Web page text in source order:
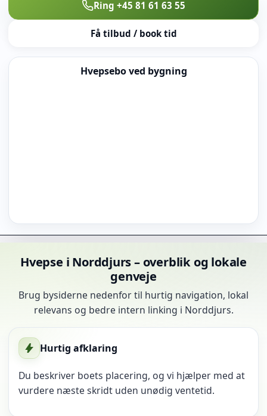
Ring +45 81 61 63 55
Få tilbud / book tid
Hvepsebo ved bygning
Hvepse i Norddjurs – overblik og lokale
genveje
Brug bysiderne nedenfor til hurtig navigation, lokal
relevans og bedre intern linking i Norddjurs.
bolt Hurtig afklaring
Du beskriver boets placering, og vi hjælper med at
vurdere næste skridt uden unødig ventetid.